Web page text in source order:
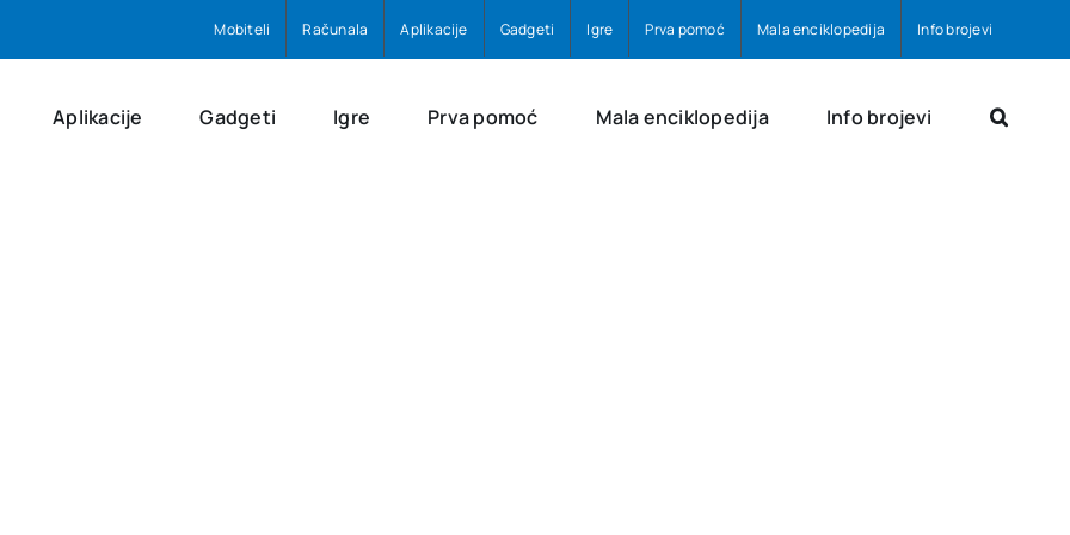
Mobiteli Računala Aplikacije Gadgeti Igre Prva pomoć Mala enciklopedija Info brojevi
Aplikacije Gadgeti Igre Prva pomoć Mala enciklopedija Info brojevi